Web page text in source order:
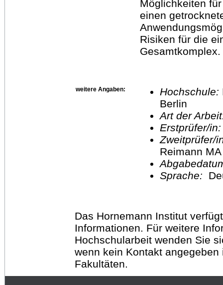
Möglichkeiten
einen
Risiken für die
Gesamtkomplex.
weitere Angaben: Hochschule:
Berlin
Art der
Erstprüfer/
Reimann MA
Sprache:
Das Hornemann Institut
Informationen. Für weitere
Hochschularbeit wenden Sie
wenn kein Kontakt
Fakultäten.